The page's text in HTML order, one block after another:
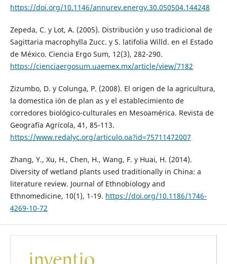
https://doi.org/10.1146/annurev.energy.30.050504.144248
Zepeda, C. y Lot, A. (2005). Distribución y uso tradicional de
Sagittaria macrophylla Zucc. y S. latifolia Willd. en el Estado
de México. Ciencia Ergo Sum, 12(3), 282-290.
https://cienciaergosum.uaemex.mx/article/view/7182
Zizumbo, D. y Colunga, P. (2008). El origen de la agricultura,
la domestica ión de plan as y el establecimiento de
corredores biológico-culturales en Mesoamérica. Revista de
Geografía Agrícola, 41, 85-113.
https://www.redalyc.org/articulo.oa?id=75711472007
Zhang, Y., Xu, H., Chen, H., Wang, F. y Huai, H. (2014).
Diversity of wetland plants used traditionally in China: a
literature review. Journal of Ethnobiology and
Ethnomedicine, 10(1), 1-19. https://doi.org/10.1186/1746-
4269-10-72